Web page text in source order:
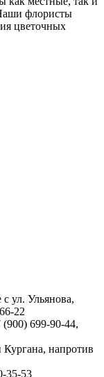
флористы
цветочных
ул. Ульянова,
22
(900) 699-90-44,
Кургана, напротив
35-53